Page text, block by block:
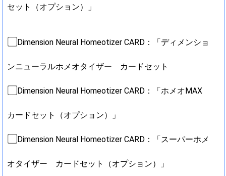
セット（オプション）」
Dimension Neural Homeotizer CARD：「ディメンショ
ンニューラルホメオタイザー カードセット
Dimension Neural Homeotizer CARD：「ホメオMAX
カードセット（オプション）」
Dimension Neural Homeotizer CARD：「スーパーホメ
オタイザー カードセット（オプション）」